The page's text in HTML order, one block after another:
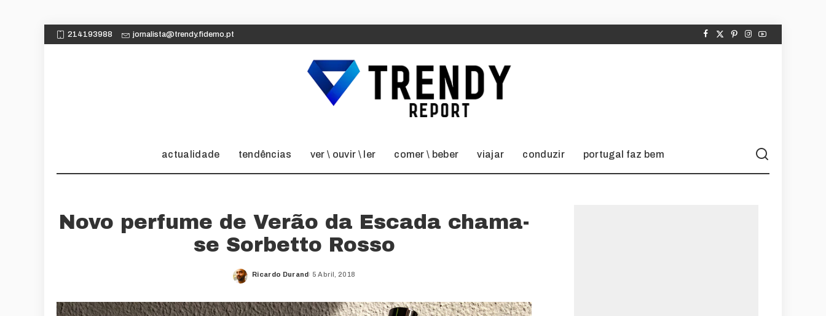
214193988 jornalista@trendy.fidemo.pt
actualidade tendências ver \ ouvir \ ler comer \ beber viajar conduzir portugal faz bem
Novo perfume de Verão da Escada chama-
se Sorbetto Rosso
Posted
Ricardo Durand 5 Abril, 2018